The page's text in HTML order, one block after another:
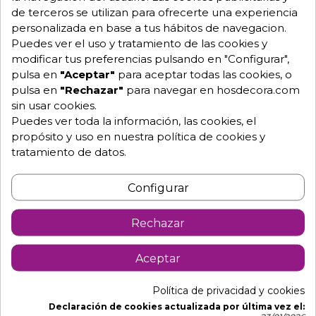
Tablero Werzalit 29-
ELCHE
98,10 €
+8
werzalit 70x70 cm. 01-
Moncada
98,30 €
+12
Tablero en Melamina.
Mesa para bar ECO
Tablero en Melamina.
99,20 €
de terceros se utilizan para ofrecerte una experiencia
personalizada en base a tus hábitos de navegacion.
Puedes ver el uso y tratamiento de las cookies y
modificar tus preferencias pulsando en "Configurar",
pulsa en "Aceptar" para aceptar todas las cookies, o
pulsa en "Rechazar" para navegar en hosdecora.com
sin usar cookies.
Puedes ver toda la información, las cookies, el
propósito y uso en nuestra política de cookies y
tratamiento de datos.
Configurar
Rechazar
Aceptar
Política de privacidad y cookies
Declaración de cookies actualizada por última vez el: